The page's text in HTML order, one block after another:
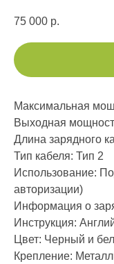
75 000 р.
Максимальная
Выходная
Длина зарядного
Тип кабеля: Тип 2
Использование:
авторизации)
Информация о
Инструкция:
Цвет: Черный и
Крепление: